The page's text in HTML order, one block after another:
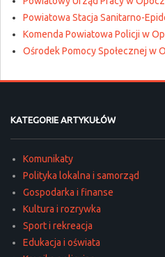
Powiatowa Stacja Sanitarno-
Komenda Powiatowa Policji w
Ośrodek Pomocy Społecznej w
KATEGORIE ARTYKUŁÓW
Komunikaty
Polityka lokalna i samorząd
Gospodarka i finanse
Kultura i rozrywka
Sport i rekreacja
Edukacja i oświata